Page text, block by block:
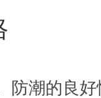
防潮的良